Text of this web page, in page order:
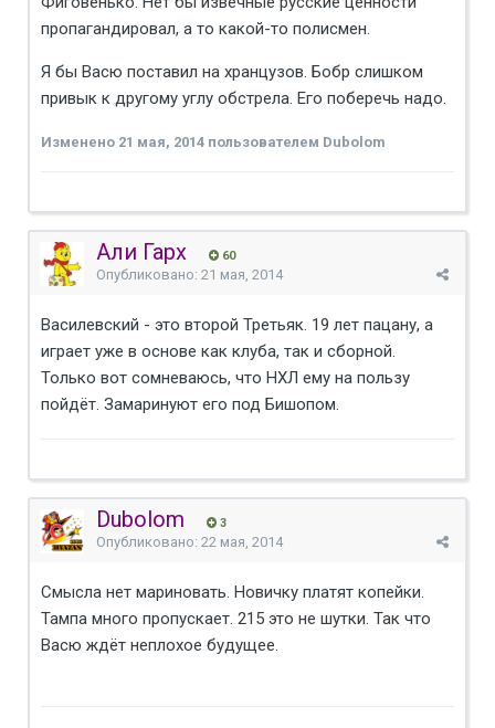
пропагандировал, а то какой-то полисмен.
Я бы Васю поставил на хранцузов. Бобр слишком
привык к другому углу обстрела. Его поберечь надо.
Изменено 21 мая, 2014 пользователем Dubolom
Али Гарх 60
Опубликовано: 21 мая, 2014
Василевский - это второй Третьяк. 19 лет пацану, а
играет уже в основе как клуба, так и сборной.
Только вот сомневаюсь, что НХЛ ему на пользу
пойдёт. Замаринуют его под Бишопом.
Dubolom 3
Опубликовано: 22 мая, 2014
Смысла нет мариновать. Новичку платят копейки.
Тампа много пропускает. 215 это не шутки. Так что
Васю ждёт неплохое будущее.